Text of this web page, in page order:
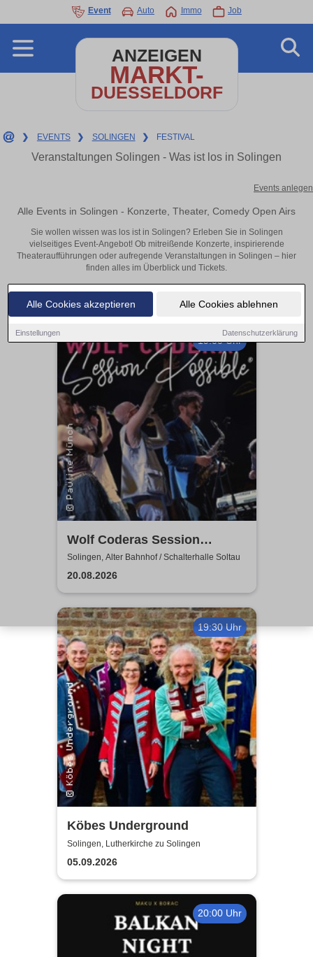
Alle Cookies akzeptieren Alle Cookies ablehnen
Einstellungen Datenschutzerklärung
Event Auto Immo Job
ANZEIGEN
MARKT-
DUESSELDORF
❯ EVENTS ❯ SOLINGEN ❯ FESTIVAL
Veranstaltungen Solingen - Was ist los in Solingen
Events anlegen
Alle Events in Solingen - Konzerte, Theater, Comedy Open Airs
Sie wollen wissen was los ist in Solingen? Erleben Sie in Solingen
vielseitiges Event-Angebot! Ob mitreißende Konzerte, inspirierende
Theateraufführungen oder aufregende Veranstaltungen in Solingen – hier
finden alles im Überblick und Tickets.
19:00 Uhr
Wolf Coderas Session
Possible
Solingen, Alter Bahnhof / Schalterhalle Soltau
20.08.2026
19:30 Uhr
Köbes Underground
Solingen, Lutherkirche zu Solingen
05.09.2026
20:00 Uhr